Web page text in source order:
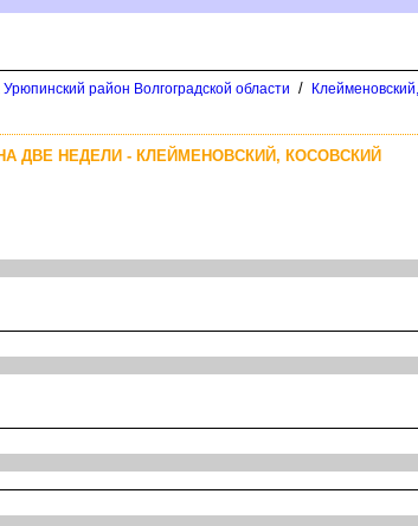
район Волгоградской области /
ДВЕ НЕДЕЛИ - КЛЕЙМЕНОВСКИЙ, КОСОВСКИЙ